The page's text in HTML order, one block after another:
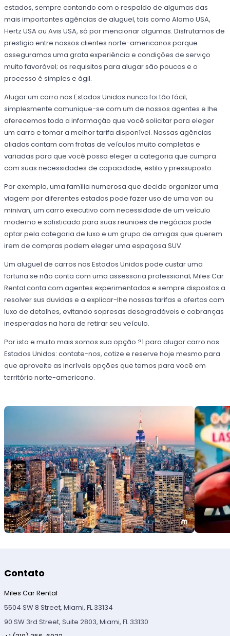
estados, sempre contando com o respaldo de algumas das
mais importantes agências de aluguel, tais como Alamo USA,
Hertz USA ou Avis USA, só por mencionar algumas. Disfrutamos de
prestigio entre nossos clientes norte-americanos porque
asseguramos uma grata experiência e condições de serviço
muito favorável; os requisitos para alugar são poucos e o
processo é simples e ágil.
Alugar um carro nos Estados Unidos nunca foi tão fácil,
simplesmente comunique-se com um de nossos agentes e lhe
oferecemos toda a informação que você solicitar para eleger
um carro e tomar a melhor tarifa disponível. Nossas agências
aliadas contam com frotas de veículos muito completas e
variadas para que você possa eleger a categoria que cumpra
com suas necessidades de capacidade, estilo y pressuposto.
Por exemplo, uma família numerosa que decide organizar uma
viagem por diferentes estados pode fazer uso de uma van ou
minivan, um carro executivo com necessidade de um veículo
moderno e sofisticado para suas reuniões de negócios pode
optar pela categoria de luxo e um grupo de amigas que querem
irem de compras podem eleger uma espaçosa SUV.
Um aluguel de carros nos Estados Unidos pode custar uma
fortuna se não conta com uma assessoria professional; Miles Car
Rental conta com agentes experimentados e sempre dispostos a
resolver sus duvidas e a explicar-lhe nossas tarifas e ofertas com
luxo de detalhes, evitando sopresas desagradáveis e cobranças
inesperadas na hora de retirar seu veículo.
Por isto e muito mais somos sua opção ?1 para alugar carro nos
Estados Unidos: contate-nos, cotize e reserve hoje mesmo para
que aproveite as incríveis opções que temos para você em
território norte-americano.
Contato
Miles Car Rental
5504 SW 8 Street, Miami, FL 33134
90 SW 3rd Street, Suite 2803, Miami, FL 33130